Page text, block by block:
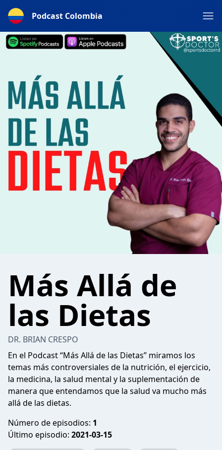
Podcast Colombia
Más Allá de
las Dietas
DR. BRIAN CRESPO
En el Podcast “Más Allá de las Dietas” miramos los
temas más controversiales de la nutrición, el ejercicio,
la medicina, la salud mental y la suplementación de
manera que entendamos que la salud va mucho más
allá de las dietas.
Número de episodios: 1
Último episodio: 2021-03-15